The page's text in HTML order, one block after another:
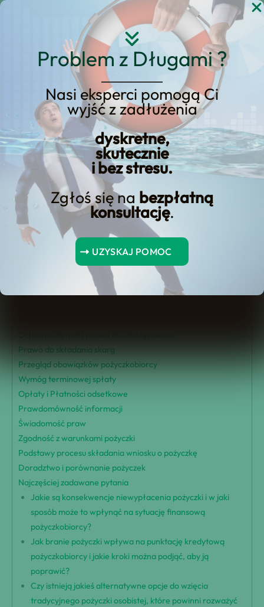
Problem z Długami ?
Nasi eksperci pomogą Ci
wyjść z zadłużenia
dyskretne,
skutecznie
i bez stresu.
Zgłoś się na bezpłatną
konsultację.
UZYSKAJ POMOC
Przejdź
Prawa i obowiązki
pożyczkobiorcy. Co
musisz wiedzieć przed
zaciągnięciem kredytu?
Spis Treści
Główne wnioski
Przegląd praw pożyczkobiorcy
Prawa informacyjne przedkontraktowe
Prawo do składania skarg
Przegląd obowiązków pożyczkobiorcy
Wymóg terminowej spłaty
Opłaty i Płatności odsetkowe
Prawdomówność informacji
Świadomość praw
Zgodność z warunkami pożyczki
Podstawy procesu składania wniosku o pożyczkę
Doradztwo i porównanie pożyczek
Najczęściej zadawane pytania
Jakie są konsekwencje niewypłacenia pożyczki i w jaki
sposób może to wpłynąć na sytuację finansową
pożyczkobiorcy?
Jak branie pożyczki wpływa na punktację kredytową
pożyczkobiorcy i jakie kroki można podjąć, aby ją
poprawić?
Czy istnieją jakieś alternatywne opcje do wzięcia
tradycyjnego pożyczki osobistej, które powinni rozważyć